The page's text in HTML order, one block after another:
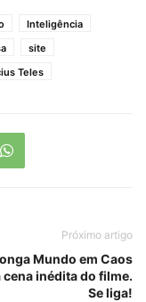
Inteligência
site
Teles
Próximo artigo
Mundo em Caos
inédita do filme.
Se liga!